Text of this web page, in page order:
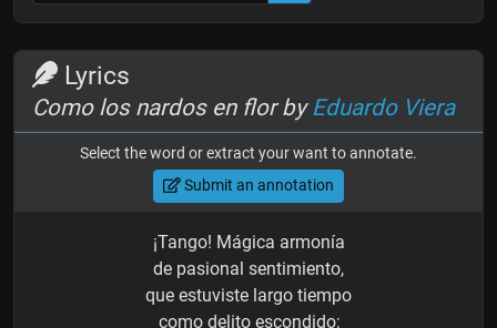
Lyrics
Como los nardos en flor byEduardo Viera
Select the word or extract your want to annotate.
Submit an annotation
¡Tango! Mágica armonía
de pasional sentimiento,
que estuviste largo tiempo
como delito escondido;